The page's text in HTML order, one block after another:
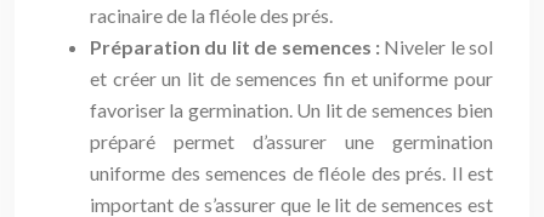
racinaire de la fléole des prés.
Préparation du lit de semences : Niveler le sol
et créer un lit de semences fin et uniforme pour
favoriser la germination. Un lit de semences bien
préparé permet d’assurer une germination
uniforme des semences de fléole des prés. Il est
important de s’assurer que le lit de semences est